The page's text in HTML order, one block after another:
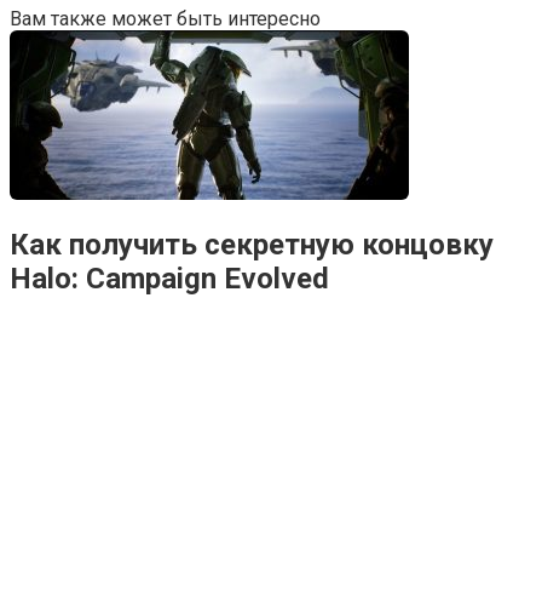
Вам также может быть интересно
Как получить секретную концовку
Halo: Campaign Evolved